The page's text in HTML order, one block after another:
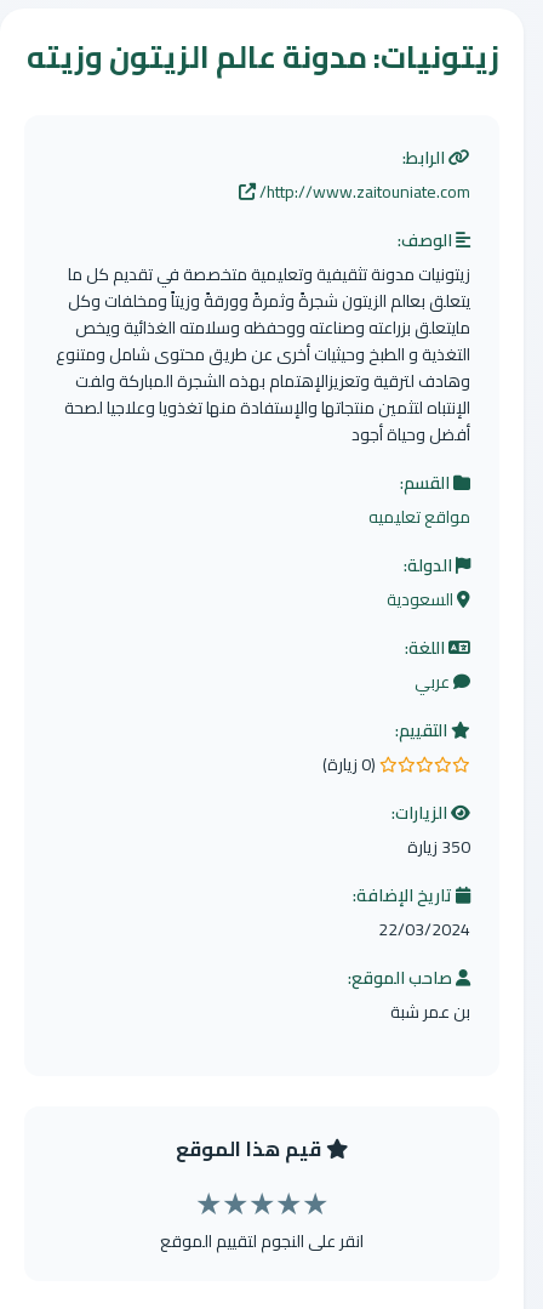
زيتونيات: مدونة عالم الزيتون وزيته
الرابط:
http://www.zaitouniate.com/
الوصف:
زيتونيات مدونة تثقيفية وتعليمية متخصصة في تقديم كل ما
يتعلق بعالم الزيتون شجرةً وثمرةً وورقةً وزيتاً ومخلفات وكل
مايتعلق بزراعته وصناعته ووحفظه وسلامته الغذائية ويخص
التغذية و الطبخ وحيثيات أخرى عن طريق محتوى شامل ومتنوع
وهادف لترقية وتعزيزالإهتمام بهذه الشجرة المباركة ولفت
الإنتباه لتثمين منتجاتها والإستفادة منها تغذويا وعلاجيا لصحة
أفضل وحياة أجود
القسم:
مواقع تعليميه
الدولة:
السعودية
اللغة:
عربي
التقييم:
0.0 من 5 نجوم
(0 زيارة)
الزيارات:
350 زيارة
تاريخ الإضافة:
22/03/2024
صاحب الموقع:
بن عمر شبة
قيم هذا الموقع
★
★
★
★
★
انقر على النجوم لتقييم الموقع